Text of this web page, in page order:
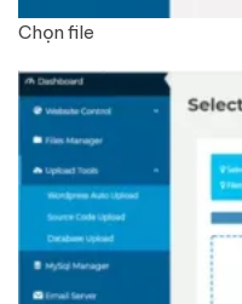
Chọn file